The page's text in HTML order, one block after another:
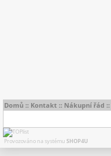
Domů :: Kontakt :: Nákupní řád ::
Provozováno na systému SHOP4U